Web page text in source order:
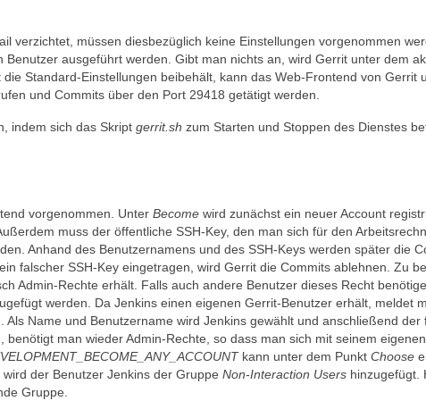
verzichtet, müssen diesbezüglich keine Einstellungen vorgenommen
ausgeführt werden. Gibt man nichts an, wird Gerrit unter dem
Standard-Einstellungen beibehält, kann das Web-Frontend von Gerrit
und Commits über den Port 29418 getätigt werden.
indem sich das Skript gerrit.sh zum Starten und Stoppen des Dienstes
vorgenommen. Unter Become wird zunächst ein neuer Account
muss der öffentliche SSH-Key, den man sich für den
Anhand des Benutzernamens und des SSH-Keys werden später die
falscher SSH-Key eingetragen, wird Gerrit die Commits ablehnen. Zu
Admin-Rechte erhält. Falls auch andere Benutzer dieses Recht
werden. Da Jenkins einen eigenen Gerrit-Benutzer erhält, meldet
Name und Benutzername wird Jenkins gewählt und anschließend der
man wieder Admin-Rechte, so dass man sich mit seinem eigenen
kann unter dem Punkt Choose
der Benutzer Jenkins der Gruppe Non-Interaction Users hinzugefügt.
Gruppe.